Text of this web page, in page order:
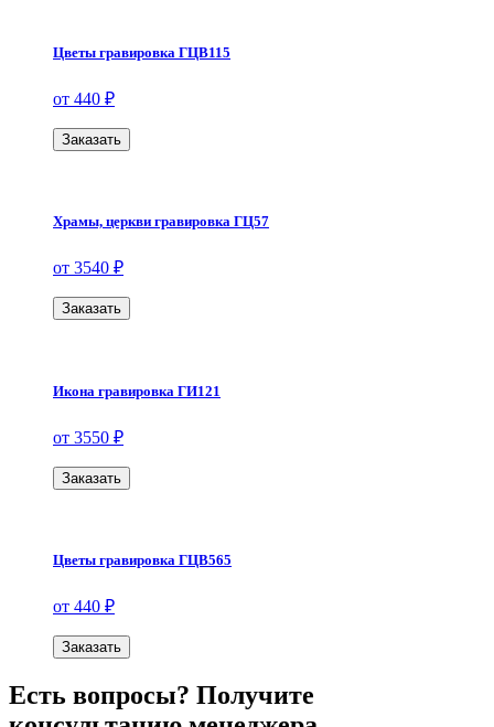
Цветы гравировка ГЦВ115
от 440 ₽
Заказать
Храмы, церкви гравировка ГЦ57
от 3540 ₽
Заказать
Икона гравировка ГИ121
от 3550 ₽
Заказать
Цветы гравировка ГЦВ565
от 440 ₽
Заказать
Есть вопросы? Получите